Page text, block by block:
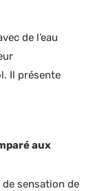
de l’eau
Il présente
aux
sensation de